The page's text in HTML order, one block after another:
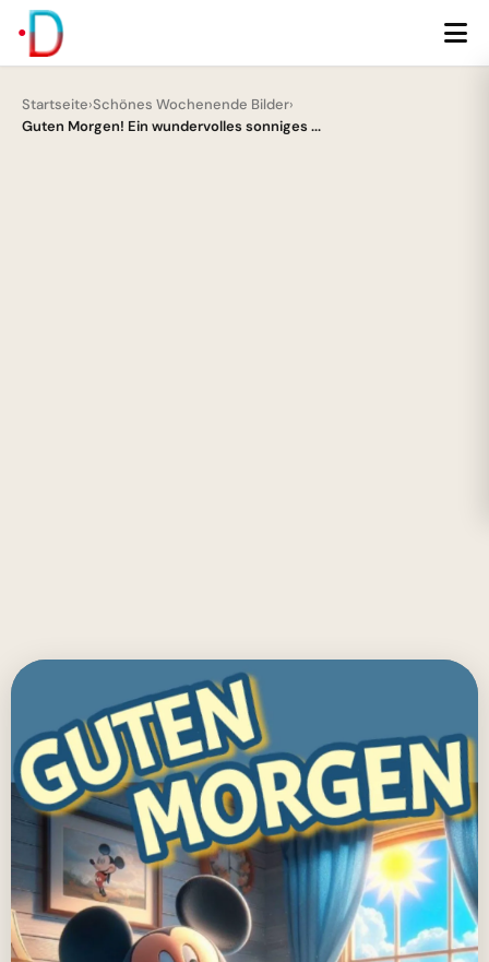
Startseite›Schönes Wochenende Bilder›
Guten Morgen! Ein wundervolles sonniges ...